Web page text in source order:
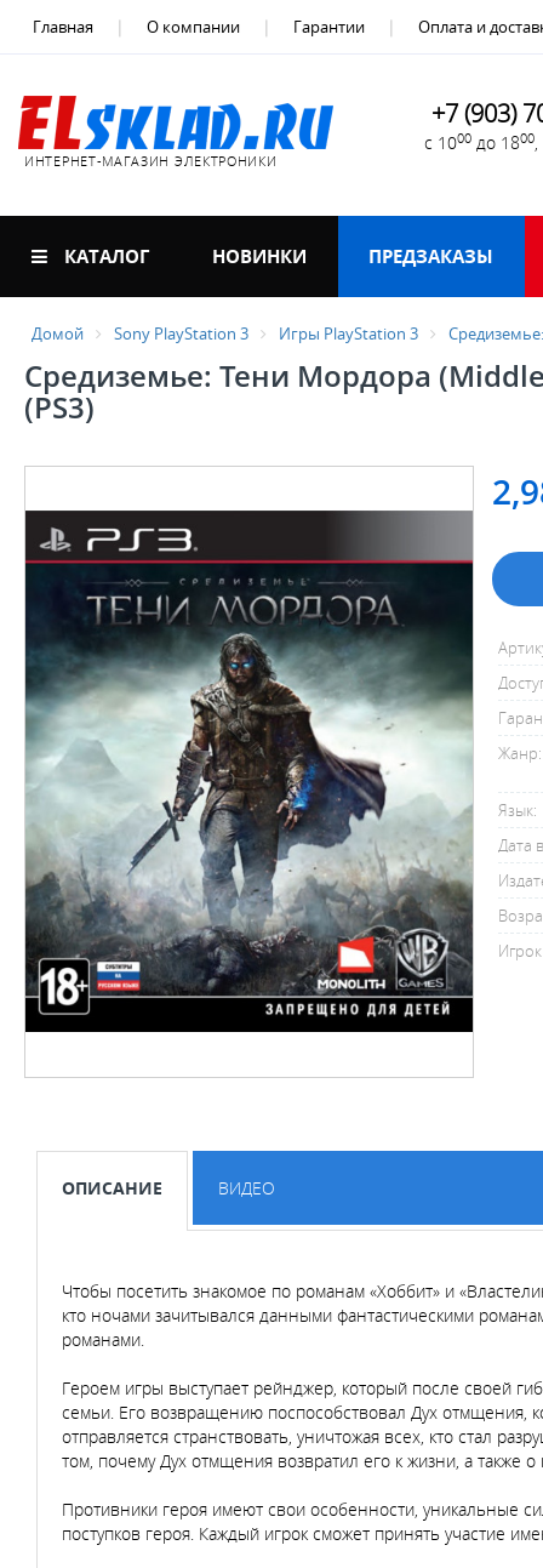
Главная О компании Гарантии Оплата и
ИНТЕРНЕТ-МАГАЗИН ЭЛЕКТРОНИКИ
+7 (903)
с 1000 до 1800
КАТАЛОГ НОВИНКИ ПРЕДЗАКАЗЫ
Домой Sony PlayStation 3 Игры PlayStation 3
Средиземье: Тени Мордора
(PS3)
Жанр:
Язык:
Дата
ОПИСАНИЕ ВИДЕО
Чтобы посетить знакомое по романам «Хоббит» и
кто ночами зачитывался данными фантастическими
романами.
Героем игры выступает рейнджер, который после своей
семьи. Его возвращению поспособствовал Дух отмщения,
отправляется странствовать, уничтожая всех, кто стал
том, почему Дух отмщения возвратил его к жизни, а также
Противники героя имеют свои особенности, уникальные
поступков героя. Каждый игрок сможет принять участие